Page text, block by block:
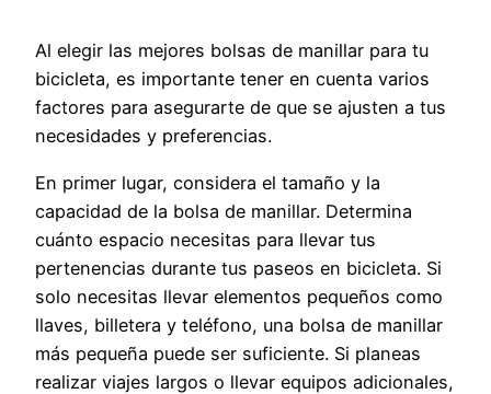
Al elegir las mejores bolsas de manillar para tu
bicicleta, es importante tener en cuenta varios
factores para asegurarte de que se ajusten a tus
necesidades y preferencias.
En primer lugar, considera el tamaño y la
capacidad de la bolsa de manillar. Determina
cuánto espacio necesitas para llevar tus
pertenencias durante tus paseos en bicicleta. Si
solo necesitas llevar elementos pequeños como
llaves, billetera y teléfono, una bolsa de manillar
más pequeña puede ser suficiente. Si planeas
realizar viajes largos o llevar equipos adicionales,